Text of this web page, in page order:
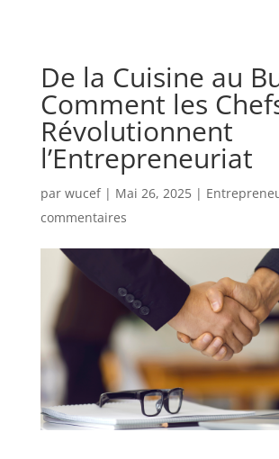
De la Cuisine au
Comment les
Révolutionnent
l’Entrepreneuriat
par wucef| Mai 26, 2025|
commentaires